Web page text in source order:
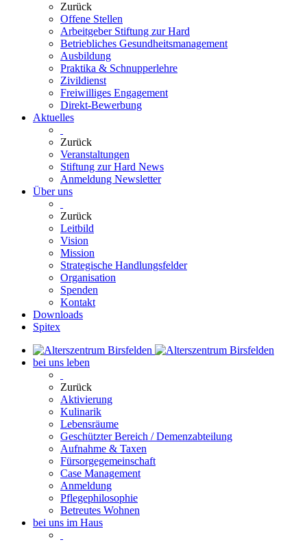
Zurück
Offene Stellen
Arbeitgeber Stiftung zur Hard
Betriebliches Gesundheitsmanagement
Ausbildung
Praktika & Schnupperlehre
Zivildienst
Freiwilliges Engagement
Direkt-Bewerbung
Aktuelles
Zurück
Veranstaltungen
Stiftung zur Hard News
Anmeldung Newsletter
Über uns
Zurück
Leitbild
Vision
Mission
Strategische Handlungsfelder
Organisation
Spenden
Kontakt
Downloads
Spitex
bei uns leben
Zurück
Aktivierung
Kulinarik
Lebensräume
Geschützter Bereich / Demenzabteilung
Aufnahme & Taxen
Fürsorgegemeinschaft
Case Management
Anmeldung
Pflegephilosophie
Betreutes Wohnen
bei uns im Haus